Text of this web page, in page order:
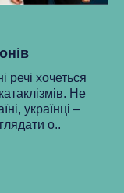
речі хочеться
Не
українці –
о..